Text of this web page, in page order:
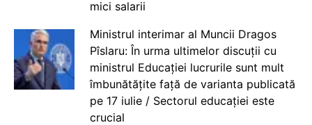
mici salarii
Ministrul interimar al Muncii Dragos
Pîslaru: În urma ultimelor discuții cu
ministrul Educației lucrurile sunt mult
îmbunătățite față de varianta publicată
pe 17 iulie / Sectorul educației este
crucial